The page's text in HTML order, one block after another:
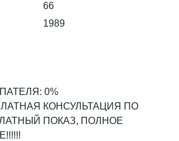
66
1989
0%
КОНСУЛЬТАЦИЯ ПО
ПОКАЗ, ПОЛНОЕ